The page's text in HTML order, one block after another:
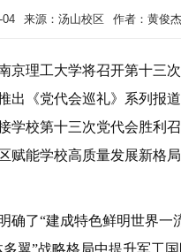
04 来源：汤山校区 作者：黄俊杰
京理工大学将召开第十三
出《党代会巡礼》系列报
学校第十三次党代会胜利
能学校高质量发展新格
确了“建成特色鲜明世界一
翼”战略格局中提升军工